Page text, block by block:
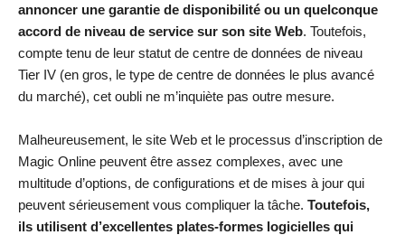
annoncer une garantie de disponibilité ou un quelconque
accord de niveau de service sur son site Web. Toutefois,
compte tenu de leur statut de centre de données de niveau
Tier IV (en gros, le type de centre de données le plus avancé
du marché), cet oubli ne m’inquiète pas outre mesure.
Malheureusement, le site Web et le processus d’inscription de
Magic Online peuvent être assez complexes, avec une
multitude d’options, de configurations et de mises à jour qui
peuvent sérieusement vous compliquer la tâche. Toutefois,
ils utilisent d’excellentes plates-formes logicielles qui